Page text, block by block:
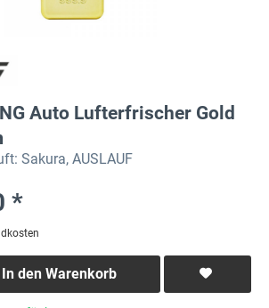
Auto Lufterfrischer Gold
Sakura, AUSLAUF
*
In den Warenkorb